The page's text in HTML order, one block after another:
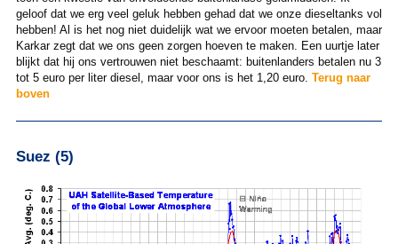
geloof dat we erg veel geluk hebben gehad dat we onze dieseltanks vol
hebben! Al is het nog niet duidelijk wat we ervoor moeten betalen, maar
Karkar zegt dat we ons geen zorgen hoeven te maken. Een uurtje later
blijkt dat hij ons vertrouwen niet beschaamt: buitenlanders betalen nu 3
tot 5 euro per liter diesel, maar voor ons is het 1,20 euro. Terug naar
boven
Suez (5)